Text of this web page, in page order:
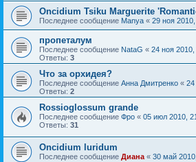
Oncidium Tsiku Marguerite
Последнее сообщение Manya « 29 ноя
пропеталум
Последнее сообщение NataG « 24 ноя
Ответы: 3
Что за орхидея?
Последнее сообщение Анна Дмитренко « 24
Ответы: 2
Rossioglossum grande
Последнее сообщение Фро « 05 июл 2010,
Ответы: 31
Oncidium luridum
Последнее сообщение Диана « 30 май